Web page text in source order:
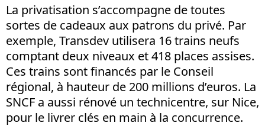
La privatisation s’accompagne de toutes
sortes de cadeaux aux patrons du privé. Par
exemple, Transdev utilisera 16 trains neufs
comptant deux niveaux et 418 places assises.
Ces trains sont financés par le Conseil
régional, à hauteur de 200 millions d’euros. La
SNCF a aussi rénové un technicentre, sur Nice,
pour le livrer clés en main à la concurrence.